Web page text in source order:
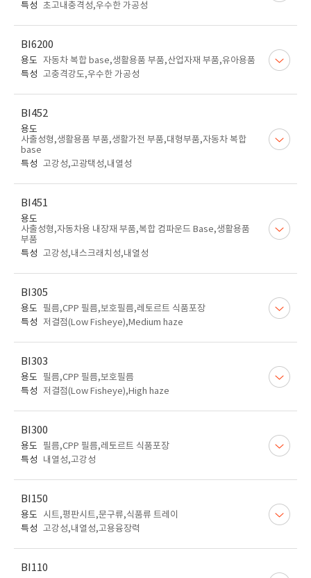
특성 초고내충격성,우수한 가공성
BI6200
용도
자동차 복합 base,생활용품 부품,산업자재 부품,유아용품
특성 고충격강도,우수한 가공성
BI452
용도
사출성형,생활용품 부품,생활가전 부품,대형부품,자동차 복합
base
특성 고강성,고광택성,내열성
BI451
용도
사출성형,자동차용 내장재 부품,복합 컴파운드 Base,생활용품
부품
특성 고강성,내스크래치성,내열성
BI305
용도 필름,CPP 필름,보호필름,레토르트 식품포장
특성
저결점(Low Fisheye),Medium haze
BI303
용도 필름,CPP 필름,보호필름
특성
저결점(Low Fisheye),High haze
BI300
용도 필름,CPP 필름,레토르트 식품포장
특성
내열성,고강성
BI150
용도
시트,평판시트,문구류,식품류 트레이
특성 고강성,내열성,고용융장력
BI110